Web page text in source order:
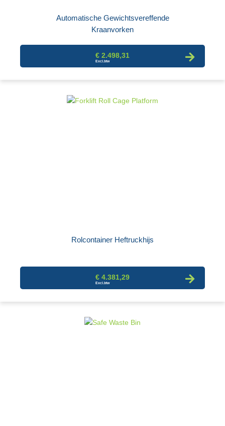
Automatische Gewichtsvereffende
Kraanvorken
€ 2.498,31
Rolcontainer Heftruckhijs
€ 4.381,29